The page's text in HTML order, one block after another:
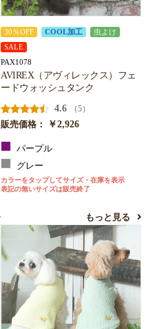
30％OFF COOL加工
虫よけ
SALE
PAX1078
AVIREX（アヴィレックス）フェ
ードウォッシュタンク
4.6
（5）
販売価格：
￥2,926
パープル
グレー
カラーをタップしてサイズ・在庫を表示
表記の無いサイズは販売終了
もっと見る